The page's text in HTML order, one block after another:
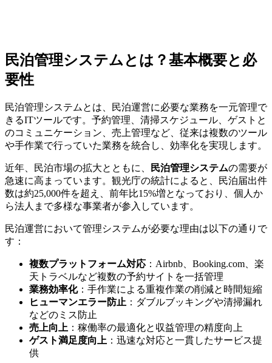
民泊管理システムとは？基本概要と必
要性
民泊管理システムとは、民泊運営に必要な業務を一元管理で
きるITツールです。予約管理、清掃スケジュール、ゲストと
のコミュニケーション、売上管理など、従来は複数のツール
や手作業で行っていた業務を統合し、効率化を実現します。
近年、民泊市場の拡大とともに、 民泊管理システムの需要が
急速に高まっています。観光庁の統計によると、民泊届出件
数は約25,000件を超え、前年比15%増となっており、個人か
ら法人まで多様な事業者が参入しています。
民泊運営において管理システムが必要な理由は以下の通りで
す：
複数プラットフォーム対応 ：Airbnb、Booking.com、楽
天トラベルなど複数の予約サイトを一括管理
業務効率化：手作業による重複作業の削減と時間短縮
ヒューマンエラー防止 ：ダブルブッキングや清掃漏れ
などのミス防止
売上向上 ：稼働率の最適化と収益管理の精度向上
ゲスト満足度向上 ：迅速な対応と一貫したサービス提
供